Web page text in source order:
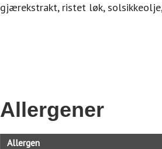
gjærekstrakt, ristet løk,
Allergener
Allergen